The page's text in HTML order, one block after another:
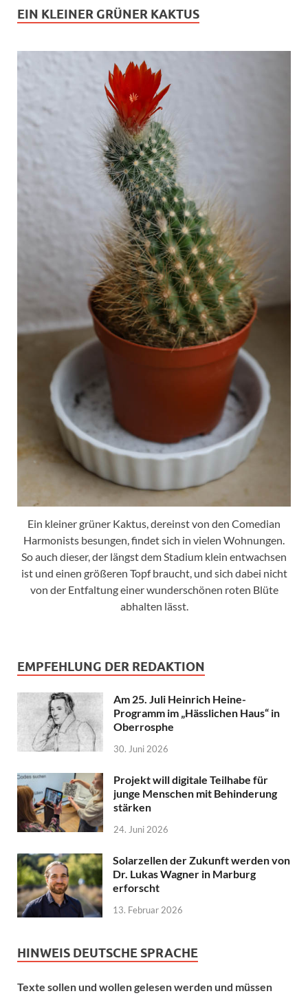
EIN KLEINER GRÜNER KAKTUS
Ein kleiner grüner Kaktus, dereinst von den Comedian
Harmonists besungen, findet sich in vielen Wohnungen.
So auch dieser, der längst dem Stadium klein entwachsen
ist und einen größeren Topf braucht, und sich dabei nicht
von der Entfaltung einer wunderschönen roten Blüte
abhalten lässt.
EMPFEHLUNG DER REDAKTION
Am 25. Juli Heinrich Heine-
Programm im „Hässlichen Haus“ in
Oberrosphe
30. Juni 2026
Projekt will digitale Teilhabe für
junge Menschen mit Behinderung
stärken
24. Juni 2026
Solarzellen der Zukunft werden von
Dr. Lukas Wagner in Marburg
erforscht
13. Februar 2026
HINWEIS DEUTSCHE SPRACHE
Texte sollen und wollen gelesen werden und müssen